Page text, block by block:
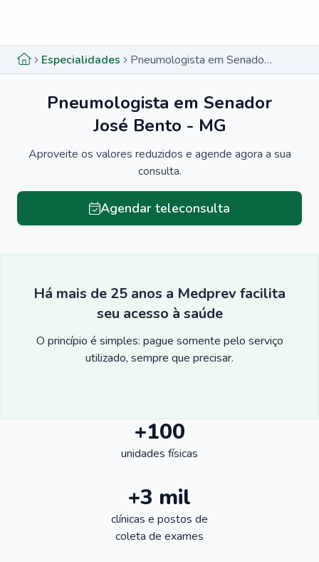
Especialidades Pneumologista em Senador José Bento - MG
Pneumologista em Senador
José Bento - MG
Aproveite os valores reduzidos e agende agora a sua
consulta.
Agendar teleconsulta
Há mais de 25 anos a Medprev facilita
seu acesso à saúde
O princípio é simples: pague somente pelo serviço
utilizado, sempre que precisar.
+100
unidades físicas
+3 mil
clínicas e postos de
coleta de exames